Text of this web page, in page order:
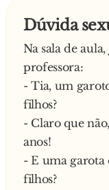
Dúvida
Na sala de
professora:
- Tia, um
filhos?
- Claro que
anos!
- E uma garota
filhos?